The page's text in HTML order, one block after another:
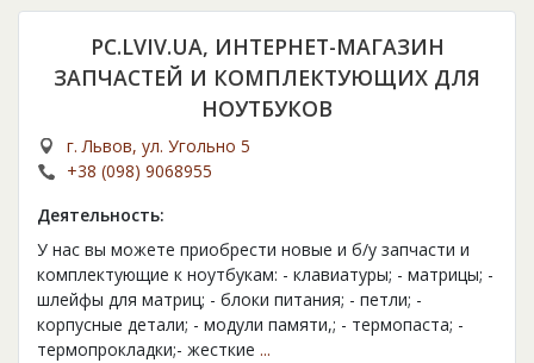
PC.LVIV.UA, ИНТЕРНЕТ-МАГАЗИН
ЗАПЧАСТЕЙ И КОМПЛЕКТУЮЩИХ ДЛЯ
НОУТБУКОВ
г. Львов, ул. Угольно 5
+38 (098) 9068955
Деятельность:
У нас вы можете приобрести новые и б/у запчасти и
комплектующие к ноутбукам: - клавиатуры; - матрицы; -
шлейфы для матриц; - блоки питания; - петли; -
корпусные детали; - модули памяти,; - термопаста; -
термопрокладки;- жесткие ...